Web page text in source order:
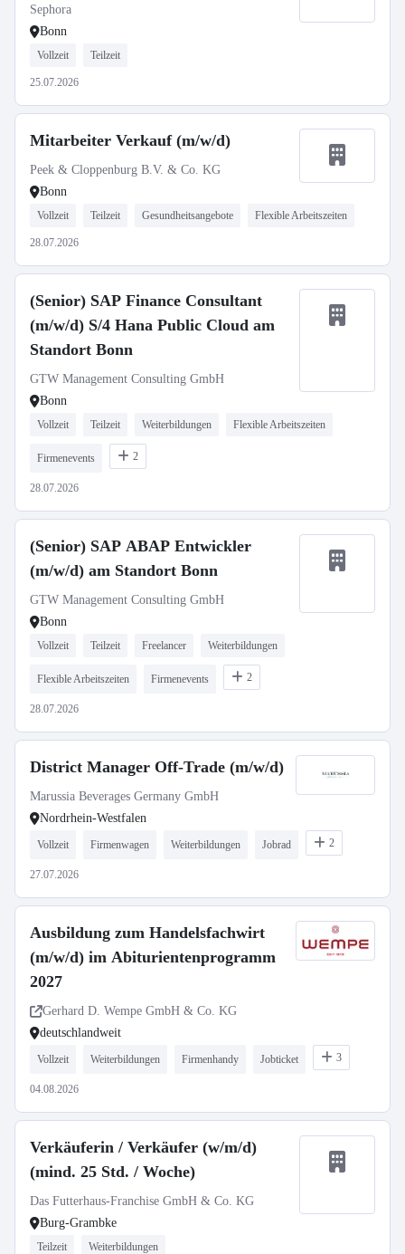
Sephora
Bonn
Vollzeit Teilzeit
25.07.2026
Mitarbeiter Verkauf (m/w/d)
Peek & Cloppenburg B.V. & Co. KG
Bonn
Vollzeit Teilzeit Gesundheitsangebote Flexible Arbeitszeiten
28.07.2026
(Senior) SAP Finance Consultant
(m/w/d) S/4 Hana Public Cloud am
Standort Bonn
GTW Management Consulting GmbH
Bonn
Vollzeit Teilzeit Weiterbildungen Flexible Arbeitszeiten
Firmenevents 2
28.07.2026
(Senior) SAP ABAP Entwickler
(m/w/d) am Standort Bonn
GTW Management Consulting GmbH
Bonn
Vollzeit Teilzeit Freelancer Weiterbildungen
Flexible Arbeitszeiten Firmenevents 2
28.07.2026
District Manager Off-Trade (m/w/d)
Marussia Beverages Germany GmbH
Nordrhein-Westfalen
Vollzeit Firmenwagen Weiterbildungen Jobrad 2
27.07.2026
Ausbildung zum Handelsfachwirt
(m/w/d) im Abiturientenprogramm
2027
Gerhard D. Wempe GmbH & Co. KG
deutschlandweit
Vollzeit Weiterbildungen Firmenhandy Jobticket 3
04.08.2026
Verkäuferin / Verkäufer (w/m/d)
(mind. 25 Std. / Woche)
Das Futterhaus-Franchise GmbH & Co. KG
Burg-Grambke
Teilzeit Weiterbildungen